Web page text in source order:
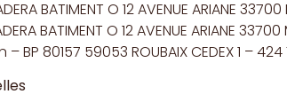
BATIMENT O 12 AVENUE ARIANE 33700
BATIMENT O 12 AVENUE ARIANE 33700
80157 59053 ROUBAIX CEDEX 1 –